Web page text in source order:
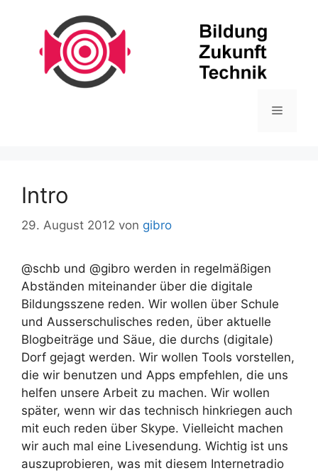
Menü
Intro
29. August 2012 von gibro
@schb und @gibro werden in regelmäßigen
Abständen miteinander über die digitale
Bildungsszene reden. Wir wollen über Schule
und Ausserschulisches reden, über aktuelle
Blogbeiträge und Säue, die durchs (digitale)
Dorf gejagt werden. Wir wollen Tools vorstellen,
die wir benutzen und Apps empfehlen, die uns
helfen unsere Arbeit zu machen. Wir wollen
später, wenn wir das technisch hinkriegen auch
mit euch reden über Skype. Vielleicht machen
wir auch mal eine Livesendung. Wichtig ist uns
auszuprobieren, was mit diesem Internetradio